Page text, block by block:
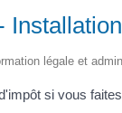
légale et
si vous